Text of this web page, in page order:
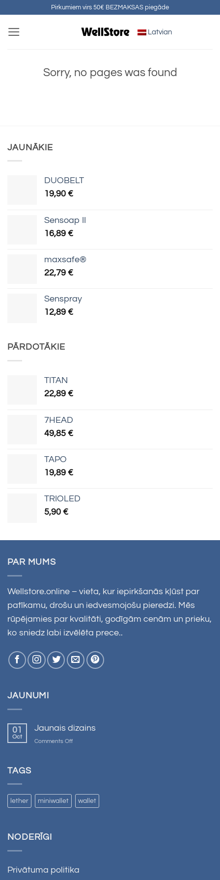
content
Pirkumiem virs 50€ BEZMAKSAS piegāde
Latvian
Sorry, no pages was found
JAUNĀKIE
DUOBELT
19,90 €
Sensoap II
16,89 €
maxsafe®
22,79 €
Senspray
12,89 €
PĀRDOTĀKIE
TITAN
22,89 €
7HEAD
49,85 €
TAPO
19,89 €
TRIOLED
5,90 €
PAR MUMS
Wellstore.online – vieta, kur iepirkšanās kļūst par
patīkamu, drošu un iedvesmojošu pieredzi. Mēs
rūpējamies par kvalitāti, godīgām cenām un prieku,
ko sniedz labi izvēlēta prece..
JAUNUMI
01
Oct
Jaunais dizains
Comments Offon
TAGS
lether miniwallet wallet
NODERĪGI
Privātuma politika